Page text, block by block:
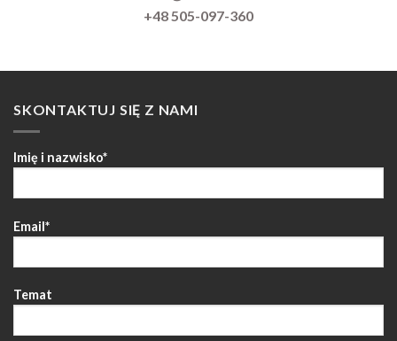
+48 505-097-360
SKONTAKTUJ SIĘ Z NAMI
Imię i nazwisko*
Email*
Temat